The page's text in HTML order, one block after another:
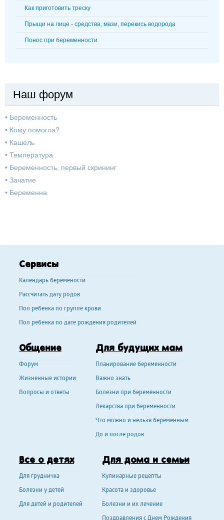
Как приготовить треску
Прыщи на лице - средства, мази, перекись водорода
Понос при беременности
Наш форум
• Беременность
• Кому помогла?
• Кашель
• Температура
• Беременность, первый скрининг
• Зачатие
• Беременна
Сервисы
Календарь беремености
Рассчитать дату родов
Пол ребенка по группе крови
Пол ребенка по дате рождения родителей
Общение
Форум
Жизненные истории
Вопросы и ответы
Для будущих мам
Планирование беременности
Важно знать
Болезни при беременности
Лекарства при беременности
Что можно и нельзя беременным
До и после родов
Все о детях
Для грудничка
Болезни у детей
Для детей и родителей
Для дома и семьи
Кулинарные рецепты
Красота и здоровье
Болезни и их лечение